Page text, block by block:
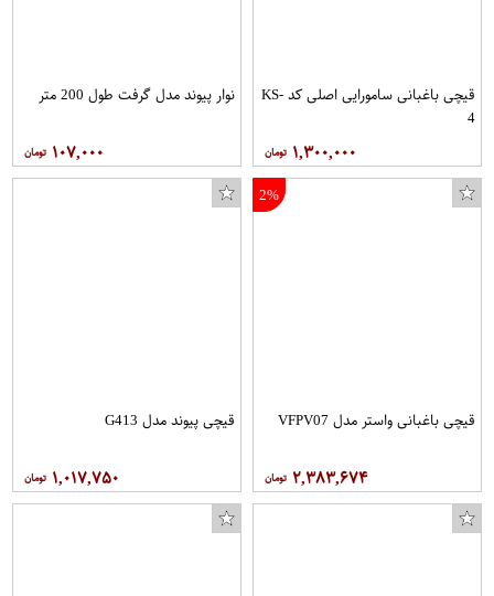
قیچی باغبانی سامورایی اصلی کد KS-
4
۱,۳۰۰,۰۰۰
نوار پیوند مدل گرفت طول 200 متر
۱۰۷,۰۰۰
2%
قیچی باغبانی واستر مدل VFPV07
۲,۳۸۳,۶۷۴
قیچی پیوند مدل G413
۱,۰۱۷,۷۵۰